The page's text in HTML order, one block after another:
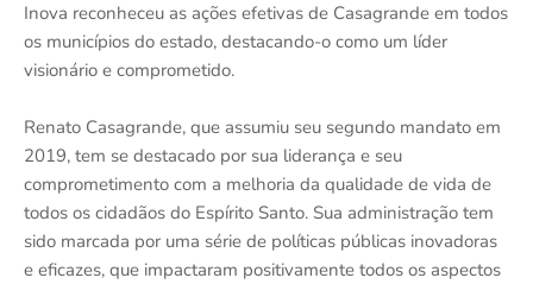
Inova reconheceu as ações efetivas de Casagrande em todos
os municípios do estado, destacando-o como um líder
visionário e comprometido.
Renato Casagrande, que assumiu seu segundo mandato em
2019, tem se destacado por sua liderança e seu
comprometimento com a melhoria da qualidade de vida de
todos os cidadãos do Espírito Santo. Sua administração tem
sido marcada por uma série de políticas públicas inovadoras
e eficazes, que impactaram positivamente todos os aspectos